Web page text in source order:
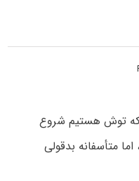
که توش هستیم شروع
انتخاب رشته ارشد آزاد ۹۷، اما متأسفانه بدقولی